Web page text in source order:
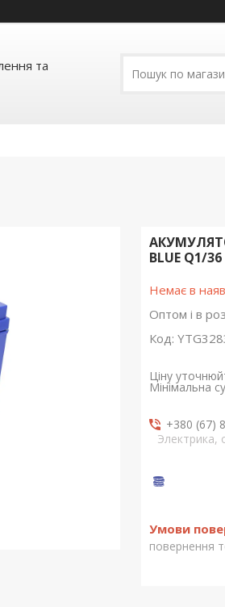
та
BLUE Q1/36
Немає в
Оптом і в
Код:
Ціну
Мінімальна
+380 (67)
Электрика,
повернення